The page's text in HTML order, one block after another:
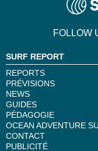
FOLLOW
SURF REPORT
REPORTS
PRÉVISIONS
NEWS
GUIDES
PÉDAGOGIE
OCEAN ADVENTURE
CONTACT
PUBLICITÉ